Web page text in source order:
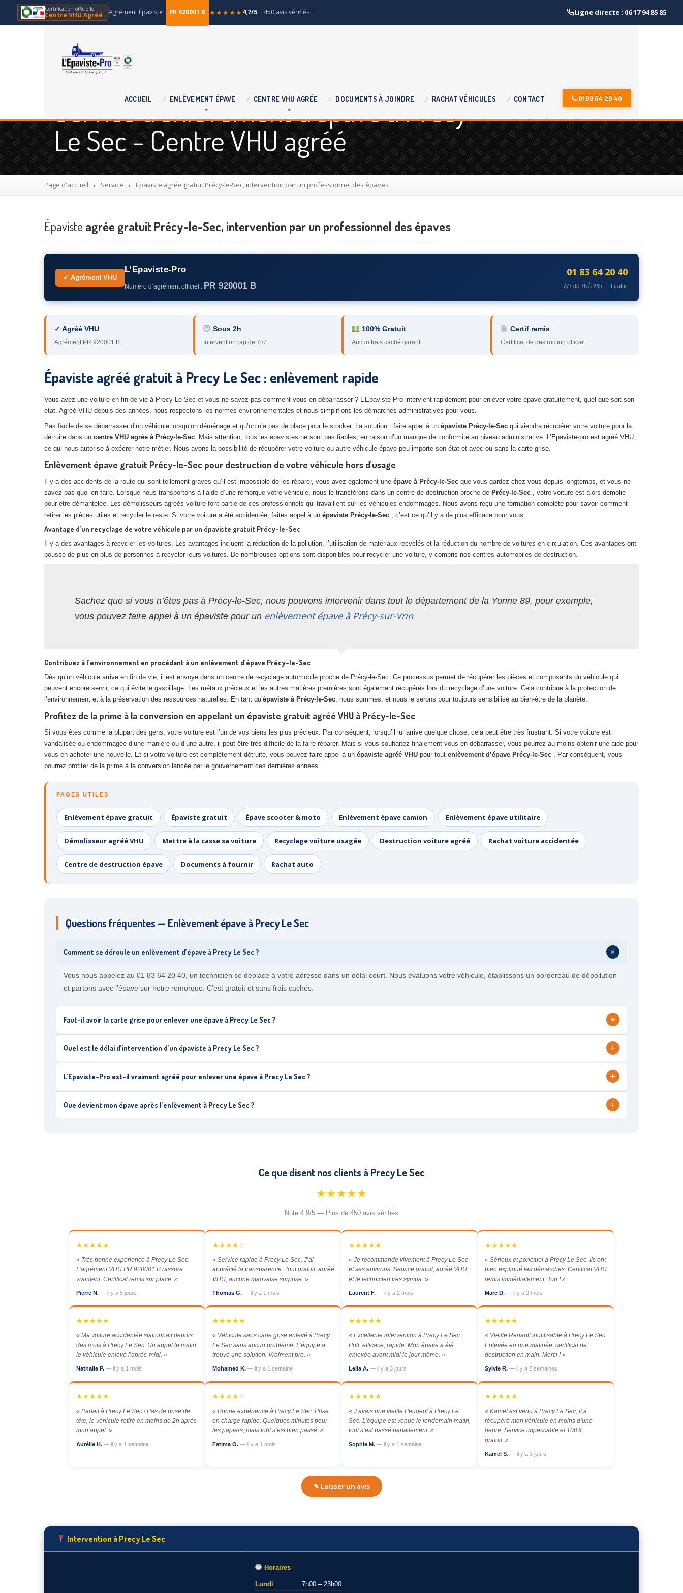
Certification officielle
Centre VHU Agréé Agrément Épaviste : PR 920001 B ★★★★★4,7/5· +450 avis vérifiés Ligne directe : 06 17 94 85 85
ACCUEIL ENLÈVEMENT ÉPAVE CENTRE VHU AGRÉE DOCUMENTS À JOINDRE RACHAT VÉHICULES CONTACT 01 83 64 20 40
Service d'enlèvement d'épave à Precy
Le Sec - Centre VHU agréé
Page d'accueil Service Épaviste agrée gratuit Précy-le-Sec, intervention par un professionnel des épaves
Épaviste agrée gratuit Précy-le-Sec, intervention par un professionnel des épaves
✓ Agrément VHU
L’Epaviste-Pro
Numéro d’agrément officiel : PR 920001 B
01 83 64 20 40
7j/7 de 7h à 23h — Gratuit
✓ Agréé VHU
Agrément PR 920001 B
Sous 2h
Intervention rapide 7j/7
100% Gratuit
Aucun frais caché garanti
Certif remis
Certificat de destruction officiel
Épaviste agréé gratuit à Precy Le Sec : enlèvement rapide
Vous avez une voiture en fin de vie à Precy Le Sec et vous ne savez pas comment vous en débarrasser ? L’Epaviste-Pro intervient rapidement pour enlever votre épave gratuitement, quel que soit son
état. Agréé VHU depuis des années, nous respectons les normes environnementales et nous simplifions les démarches administratives pour vous.
Pas facile de se débarrasser d’un véhicule lorsqu’on déménage et qu’on n’a pas de place pour le stocker. La solution : faire appel à un épaviste Précy-le-Sec qui viendra récupérer votre voiture pour la
détruire dans un centre VHU agrée à Précy-le-Sec. Mais attention, tous les épavistes ne sont pas fiables, en raison d’un manque de conformité au niveau administrative. L’Epaviste-pro est agréé VHU,
ce qui nous autorise à exécrer notre métier. Nous avons la possibilité de récupérer votre voiture ou autre véhicule épave peu importe son état et avec ou sans la carte grise.
Enlèvement épave gratuit Précy-le-Sec pour destruction de votre véhicule hors d’usage
Il y a des accidents de la route qui sont tellement graves qu’il est impossible de les réparer, vous avez également une épave à Précy-le-Sec que vous gardez chez vous depuis longtemps, et vous ne
savez pas quoi en faire. Lorsque nous transportons à l’aide d’une remorque votre véhicule, nous le transférons dans un centre de destruction proche de Précy-le-Sec , votre voiture est alors démolie
pour être démantelée. Les démolisseurs agréés voiture font partie de ces professionnels qui travaillent sur les véhicules endommagés. Nous avons reçu une formation complète pour savoir comment
retirer les pièces utiles et recycler le reste. Si votre voiture a été accidentée, faites appel à un épaviste Précy-le-Sec , c’est ce qu’il y a de plus efficace pour vous.
Avantage d’un recyclage de votre véhicule par un épaviste gratuit Précy-le-Sec
Il y a des avantages à recycler les voitures. Les avantages incluent la réduction de la pollution, l’utilisation de matériaux recyclés et la réduction du nombre de voitures en circulation. Ces avantages ont
poussé de plus en plus de personnes à recycler leurs voitures. De nombreuses options sont disponibles pour recycler une voiture, y compris nos centres automobiles de destruction.
Sachez que si vous n’êtes pas à Précy-le-Sec, nous pouvons intervenir dans tout le département de la Yonne 89, pour exemple,
vous pouvez faire appel à un épaviste pour un enlèvement épave à Précy-sur-Vrin
Contribuez à l’environnement en procédant à un enlèvement d’épave Précy-le-Sec
Dès qu’un véhicule arrive en fin de vie, il est envoyé dans un centre de recyclage automobile proche de Précy-le-Sec. Ce processus permet de récupérer les pièces et composants du véhicule qui
peuvent encore servir, ce qui évite le gaspillage. Les métaux précieux et les autres matières premières sont également récupérés lors du recyclage d’une voiture. Cela contribue à la protection de
l’environnement et à la préservation des ressources naturelles. En tant qu’épaviste à Précy-le-Sec, nous sommes, et nous le serons pour toujours sensibilisé au bien-être de la planète.
Profitez de la prime à la conversion en appelant un épaviste gratuit agréé VHU à Précy-le-Sec
Si vous êtes comme la plupart des gens, votre voiture est l’un de vos biens les plus précieux. Par conséquent, lorsqu’il lui arrive quelque chose, cela peut être très frustrant. Si votre voiture est
vandalisée ou endommagée d’une manière ou d’une autre, il peut être très difficile de la faire réparer. Mais si vous souhaitez finalement vous en débarrasser, vous pourrez au moins obtenir une aide pour
vous en acheter une nouvelle. Et si votre voiture est complètement détruite, vous pouvez faire appel à un épaviste agréé VHU pour tout enlèvement d’épave Précy-le-Sec . Par conséquent, vous
pourrez profiter de la prime à la conversion lancée par le gouvernement ces dernières années.
PAGES UTILES
Enlèvement épave gratuit Épaviste gratuit Épave scooter & moto Enlèvement épave camion Enlèvement épave utilitaire
Démolisseur agréé VHU Mettre à la casse sa voiture Recyclage voiture usagée Destruction voiture agréé Rachat voiture accidentée
Centre de destruction épave Documents à fournir Rachat auto
Questions fréquentes — Enlèvement épave à Precy Le Sec
Comment se déroule un enlèvement d’épave à Precy Le Sec ? +
Vous nous appelez au 01 83 64 20 40, un technicien se déplace à votre adresse dans un délai court. Nous évaluons votre véhicule, établissons un bordereau de dépollution
et partons avec l’épave sur notre remorque. C’est gratuit et sans frais cachés.
Faut-il avoir la carte grise pour enlever une épave à Precy Le Sec ? +
Quel est le délai d’intervention d’un épaviste à Precy Le Sec ? +
L’Epaviste-Pro est-il vraiment agréé pour enlever une épave à Precy Le Sec ? +
Que devient mon épave après l’enlèvement à Precy Le Sec ? +
Ce que disent nos clients à Precy Le Sec
★★★★★
Note 4.9/5 — Plus de 450 avis vérifiés
★★★★★
« Très bonne expérience à Precy Le Sec.
L’agrément VHU PR 920001 B rassure
vraiment. Certificat remis sur place. »
Pierre N. — il y a 5 jours
★★★★☆
« Service rapide à Precy Le Sec. J’ai
apprécié la transparence : tout gratuit, agréé
VHU, aucune mauvaise surprise. »
Thomas G. — il y a 1 mois
★★★★★
« Je recommande vivement à Precy Le Sec
et ses environs. Service gratuit, agréé VHU,
et le technicien très sympa. »
Laurent F. — il y a 2 mois
★★★★★
« Sérieux et ponctuel à Precy Le Sec. Ils ont
bien expliqué les démarches. Certificat VHU
remis immédiatement. Top ! »
Marc D. — il y a 2 mois
★★★★★
« Ma voiture accidentée stationnait depuis
des mois à Precy Le Sec. Un appel le matin,
le véhicule enlevé l’après-midi. »
Nathalie P. — il y a 1 mois
★★★★★
« Véhicule sans carte grise enlevé à Precy
Le Sec sans aucun problème. L’équipe a
trouvé une solution. Vraiment pro. »
Mohamed K. — il y a 1 semaine
★★★★★
« Excellente intervention à Precy Le Sec.
Poli, efficace, rapide. Mon épave a été
enlevée avant midi le jour même. »
Leila A. — il y a 3 jours
★★★★★
« Vieille Renault inutilisable à Precy Le Sec.
Enlevée en une matinée, certificat de
destruction en main. Merci ! »
Sylvie R. — il y a 2 semaines
★★★★★
« Parfait à Precy Le Sec ! Pas de prise de
tête, le véhicule retiré en moins de 2h après
mon appel. »
Aurélie H. — il y a 1 semaine
★★★★☆
« Bonne expérience à Precy Le Sec. Prise
en charge rapide. Quelques minutes pour
les papiers, mais tout s’est bien passé. »
Fatima O. — il y a 1 mois
★★★★★
« J’avais une vieille Peugeot à Precy Le
Sec. L’équipe est venue le lendemain matin,
tout s’est passé parfaitement. »
Sophie M. — il y a 1 semaine
★★★★★
« Kamel est venu à Precy Le Sec, il a
récupéré mon véhicule en moins d’une
heure. Service impeccable et 100%
gratuit. »
Kamel S. — il y a 3 jours
✎ Laisser un avis
Intervention à Precy Le Sec
Horaires
Lundi
7h00 – 23h00